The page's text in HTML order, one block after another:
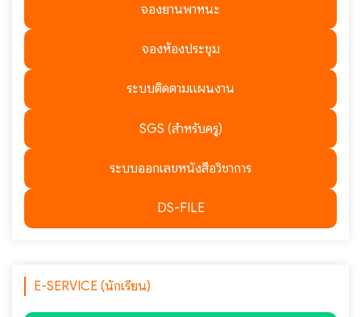
จองยานพาหนะ
จองห้องประชุม
ระบบติดตามแผนงาน
SGS (สำหรับครู)
ระบบออกเลขหนังสือวิชาการ
DS-FILE
E-SERVICE (นักเรียน)